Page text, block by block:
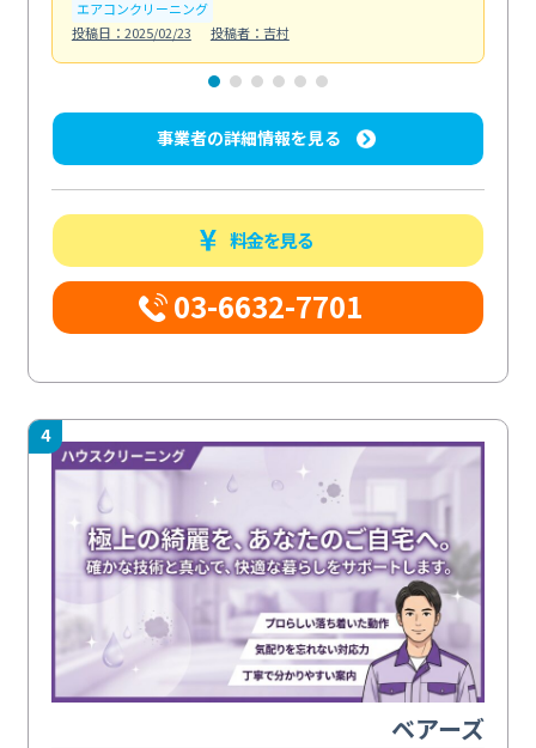
エアコンクリーニング
投稿日：2025/02/23
投稿者：吉村
事業者の詳細情報を見る
料金を見る
03-6632-7701
4
ベアーズ